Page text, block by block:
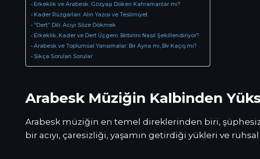
Erkeklik ve Arabesk: Gözyaşı Döken Kahramanlar mı?
Kader Rüzgarları: Alın Yazısı ve Teslimiyet
“Dert” Dili: Acıyı Söze Dökmek
Erkeklik, Kader ve Dert Üçgeni: Birbirini Nasıl Şekillendiriyor?
Arabesk ve Toplumsal Yansımalar: Bir Ayna mı, Bir Kaçış mı?
Sıkça Sorulan Sorular
Arabesk Müziğin Kalbinden
Arabesk müziğin en temel direklerinden biri,
bir acıyı, çaresizliği, yaşamın getirdiği yükleri ve ruhsal